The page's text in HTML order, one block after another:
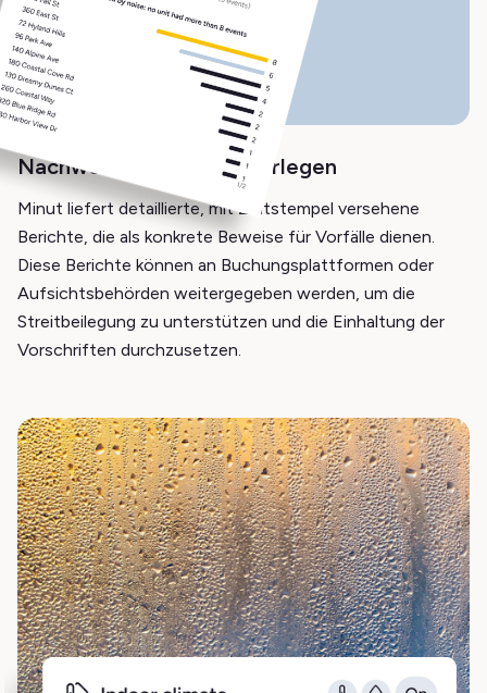
Nachweis des Vorfalls vorlegen
Minut liefert detaillierte, mit Zeitstempel versehene
Berichte, die als konkrete Beweise für Vorfälle dienen.
Diese Berichte können an Buchungsplattformen oder
Aufsichtsbehörden weitergegeben werden, um die
Streitbeilegung zu unterstützen und die Einhaltung der
Vorschriften durchzusetzen.